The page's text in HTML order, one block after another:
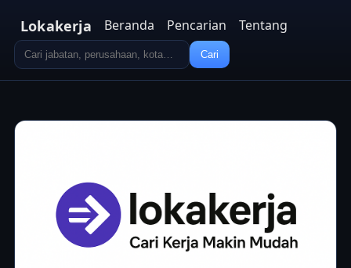
Lokakerja Beranda Pencarian Tentang
Cari